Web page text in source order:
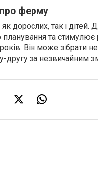
ферму
дорослих, так і
планування та
Він може зібрати
другу за незвичайним